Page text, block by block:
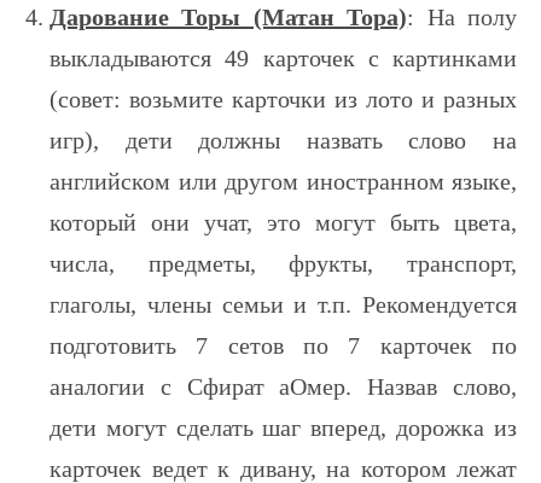
Дарование Торы (Матан Тора): На полу
выкладываются 49 карточек с картинками
(совет: возьмите карточки из лото и разных
игр), дети должны назвать слово на
английском или другом иностранном языке,
который они учат, это могут быть цвета,
числа, предметы, фрукты, транспорт,
глаголы, члены семьи и т.п. Рекомендуется
подготовить 7 сетов по 7 карточек по
аналогии с Сфират аОмер. Назвав слово,
дети могут сделать шаг вперед, дорожка из
карточек ведет к дивану, на котором лежат